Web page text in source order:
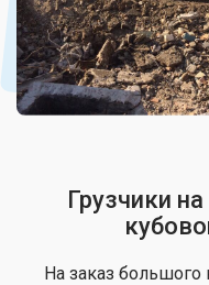
Грузчики
На заказ большого